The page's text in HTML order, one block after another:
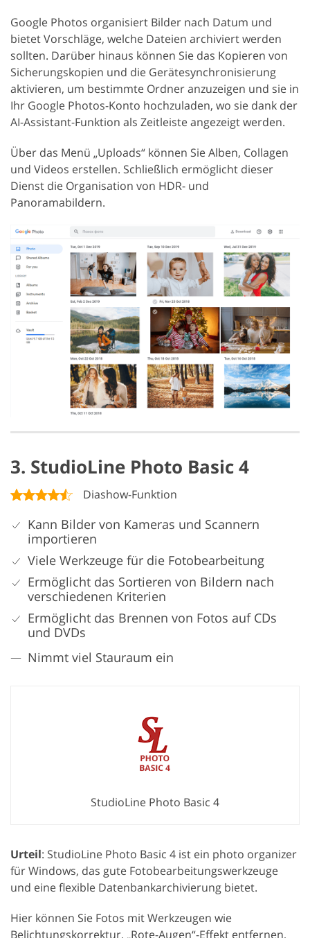
Google Photos organisiert Bilder nach Datum und
bietet Vorschläge, welche Dateien archiviert werden
sollten. Darüber hinaus können Sie das Kopieren von
Sicherungskopien und die Gerätesynchronisierung
aktivieren, um bestimmte Ordner anzuzeigen und sie in
Ihr Google Photos-Konto hochzuladen, wo sie dank der
AI-Assistant-Funktion als Zeitleiste angezeigt werden.
Über das Menü „Uploads“ können Sie Alben, Collagen
und Videos erstellen. Schließlich ermöglicht dieser
Dienst die Organisation von HDR- und
Panoramabildern.
3. StudioLine Photo Basic 4
Diashow-Funktion
Kann Bilder von Kameras und Scannern
importieren
Viele Werkzeuge für die Fotobearbeitung
Ermöglicht das Sortieren von Bildern nach
verschiedenen Kriterien
Ermöglicht das Brennen von Fotos auf CDs
und DVDs
Nimmt viel Stauraum ein
StudioLine Photo Basic 4
Urteil: StudioLine Photo Basic 4 ist ein photo organizer
für Windows, das gute Fotobearbeitungswerkzeuge
und eine flexible Datenbankarchivierung bietet.
Hier können Sie Fotos mit Werkzeugen wie
Belichtungskorrektur, „Rote-Augen“-Effekt entfernen,